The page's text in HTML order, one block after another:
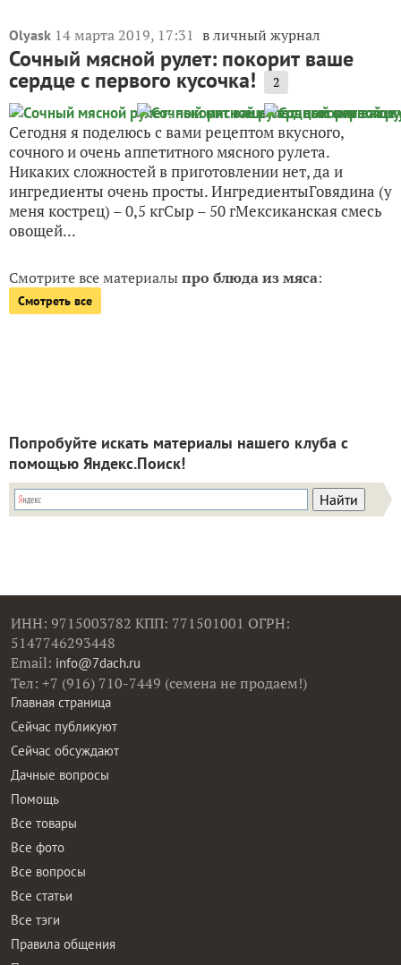
Olyask 14 марта 2019, 17:31 в личный журнал
Сочный мясной рулет: покорит ваше
сердце с первого кусочка! 2
Сегодня я поделюсь с вами рецептом вкусного,
сочного и очень аппетитного мясного рулета.
Никаких сложностей в приготовлении нет, да и
ингредиенты очень просты. ИнгредиентыГовядина (у
меня кострец) – 0,5 кгСыр – 50 гМексиканская смесь
овощей...
Смотрите все материалыпро блюда из мяса:
Смотреть все
Попробуйте искать материалы нашего клуба с
помощью Яндекс.Поиск!
ИНН: 9715003782 КПП: 771501001 ОГРН:
5147746293448
Email: info@7dach.ru
Тел: +7 (916) 710-7449 (семена не продаем!)
Главная страница
Сейчас публикуют
Сейчас обсуждают
Дачные вопросы
Помощь
Все товары
Все фото
Все вопросы
Все статьи
Все тэги
Правила общения